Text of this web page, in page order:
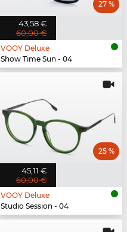
43,58 €
60,00 €
27 %
VOOY Deluxe
Show Time Sun - 04
45,11 €
60,00 €
25 %
VOOY Deluxe
Studio Session - 04